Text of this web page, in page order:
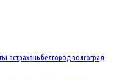
астраханьбелгород волгоград